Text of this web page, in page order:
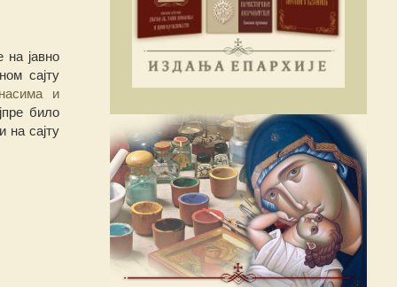
на јавно
сајту
и
било
на сајту